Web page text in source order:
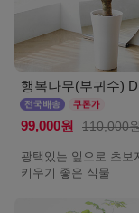
행복나무(부귀수) D
99,000원 110,000
광택있는 잎으로 초보
키우기 좋은 식물